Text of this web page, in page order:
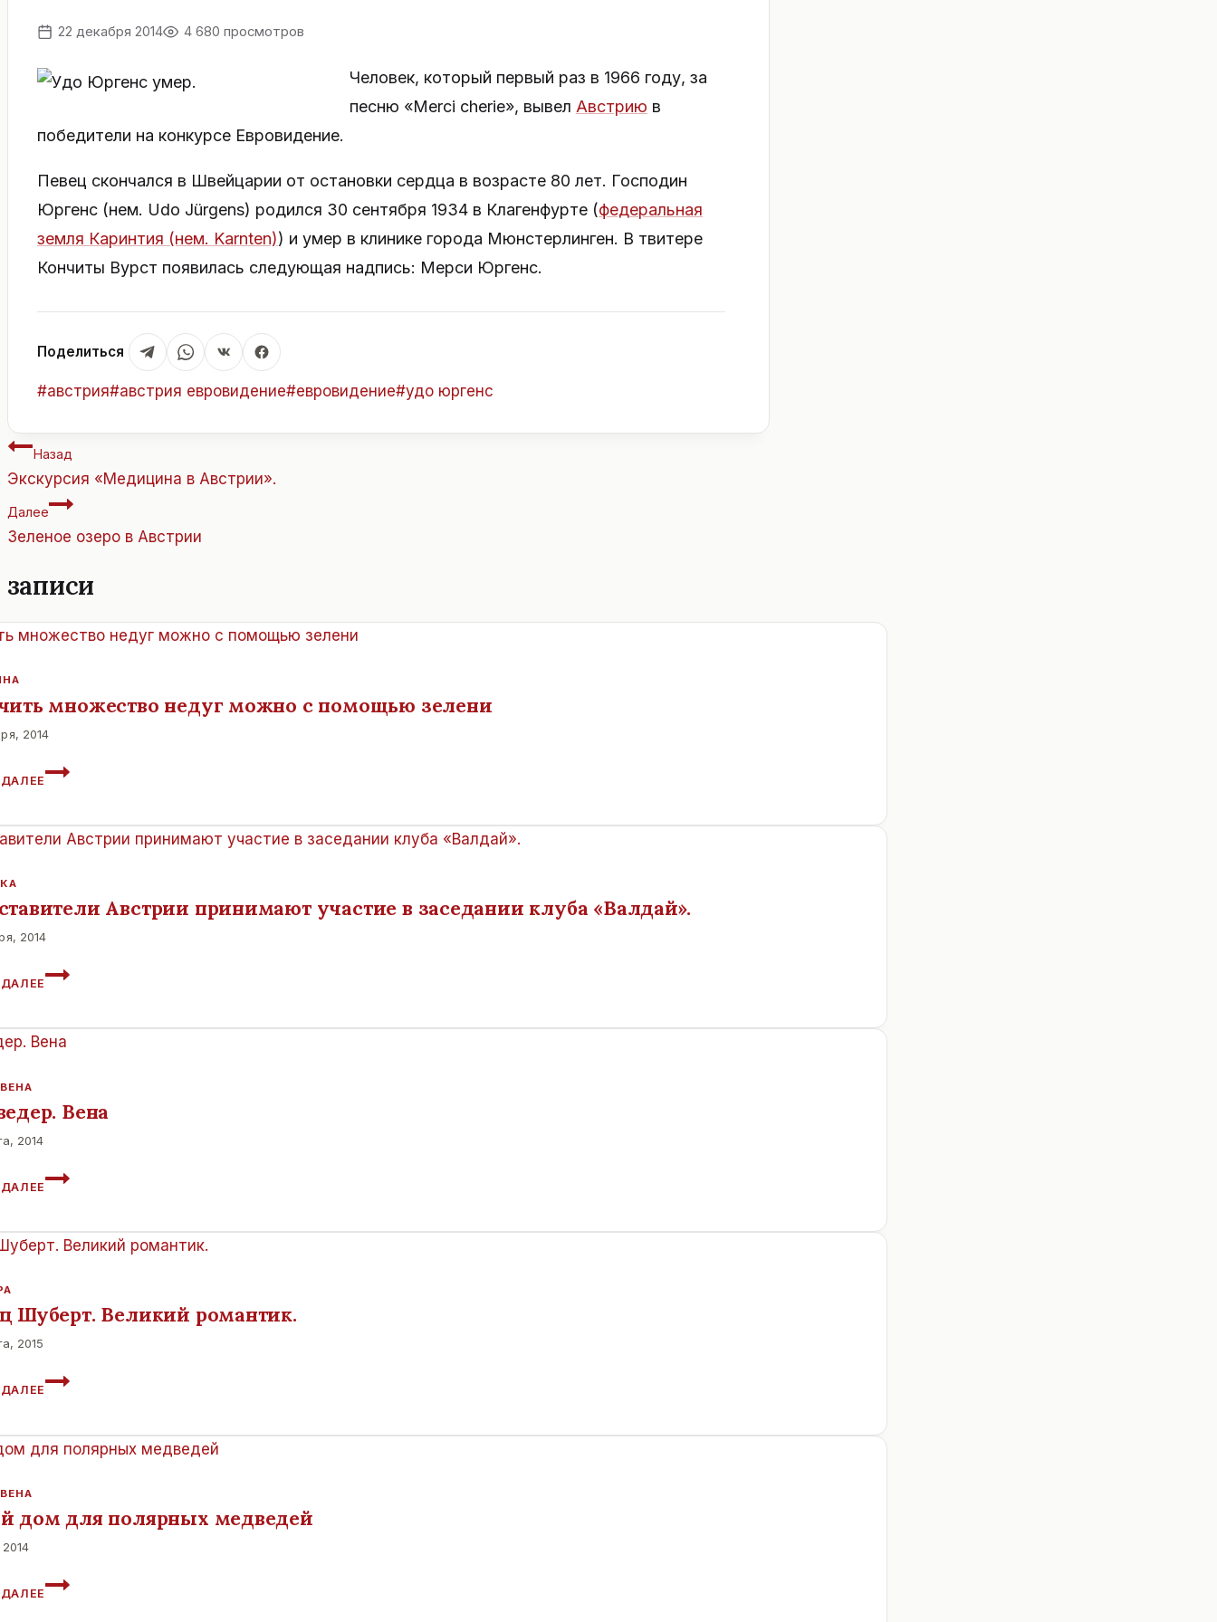
22 декабря 2014 4 680 просмотров
Человек, который первый раз в 1966 году, за
песню «Merci cherie», вывел Австрию в
победители на конкурсе Евровидение.
Певец скончался в Швейцарии от остановки сердца в возрасте 80 лет. Господин
Юргенс (нем. Udo Jürgens) родился 30 сентября 1934 в Клагенфурте (федеральная
земля Каринтия (нем. Karnten)) и умер в клинике города Мюнстерлинген. В твитере
Кончиты Вурст появилась следующая надпись: Мерси Юргенс.
Поделиться
Метки
#австрия#австрия евровидение#евровидение#удо юргенс
Навигация
по
записям
Назад
Экскурсия «Медицина в Австрии».
Далее
Зеленое озеро в Австрии
множество недуг можно с помощью зелени
2014
ИЗЛЕЧИТЬ
МОЖНО
С
Австрии принимают участие в заседании клуба «Валдай».
2014
ПРЕДСТАВИТЕЛИ
УЧАСТИЕ
В
«ВАЛДАЙ».
Вена
2014
БЕЛЬВЕДЕР.
Шуберт. Великий романтик.
2015
ФРАНЦ
РОМАНТИК.
дом для полярных медведей
НОВЫЙ